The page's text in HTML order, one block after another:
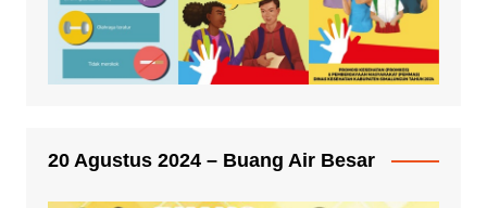
20 Agustus 2024 – Buang Air Besar